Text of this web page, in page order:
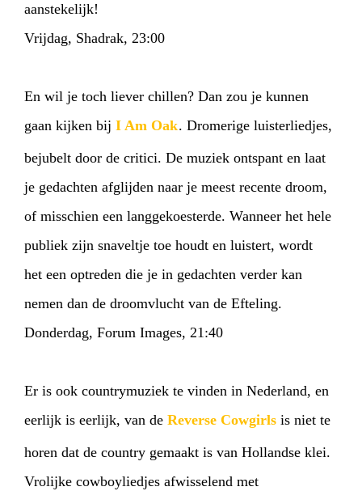
aanstekelijk!
Vrijdag, Shadrak, 23:00
En wil je toch liever chillen? Dan zou je kunnen
gaan kijken bij I Am Oak. Dromerige luisterliedjes,
bejubelt door de critici. De muziek ontspant en laat
je gedachten afglijden naar je meest recente droom,
of misschien een langgekoesterde. Wanneer het hele
publiek zijn snaveltje toe houdt en luistert, wordt
het een optreden die je in gedachten verder kan
nemen dan de droomvlucht van de Efteling.
Donderdag, Forum Images, 21:40
Er is ook countrymuziek te vinden in Nederland, en
eerlijk is eerlijk, van de Reverse Cowgirls is niet te
horen dat de country gemaakt is van Hollandse klei.
Vrolijke cowboyliedjes afwisselend met